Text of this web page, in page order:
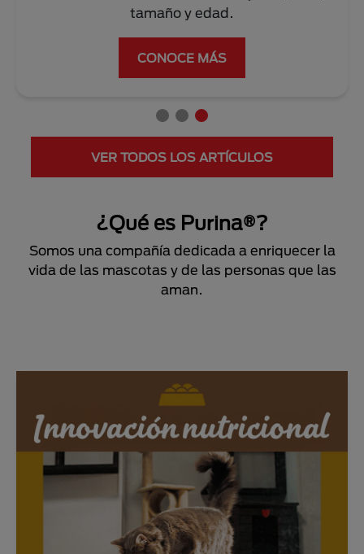
VER MÁS
VER TODOS LOS ARTÍCULOS
¿Qué es Purina®?
Somos una compañía dedicada a enriquecer la
vida de las mascotas y de las personas que las
aman.